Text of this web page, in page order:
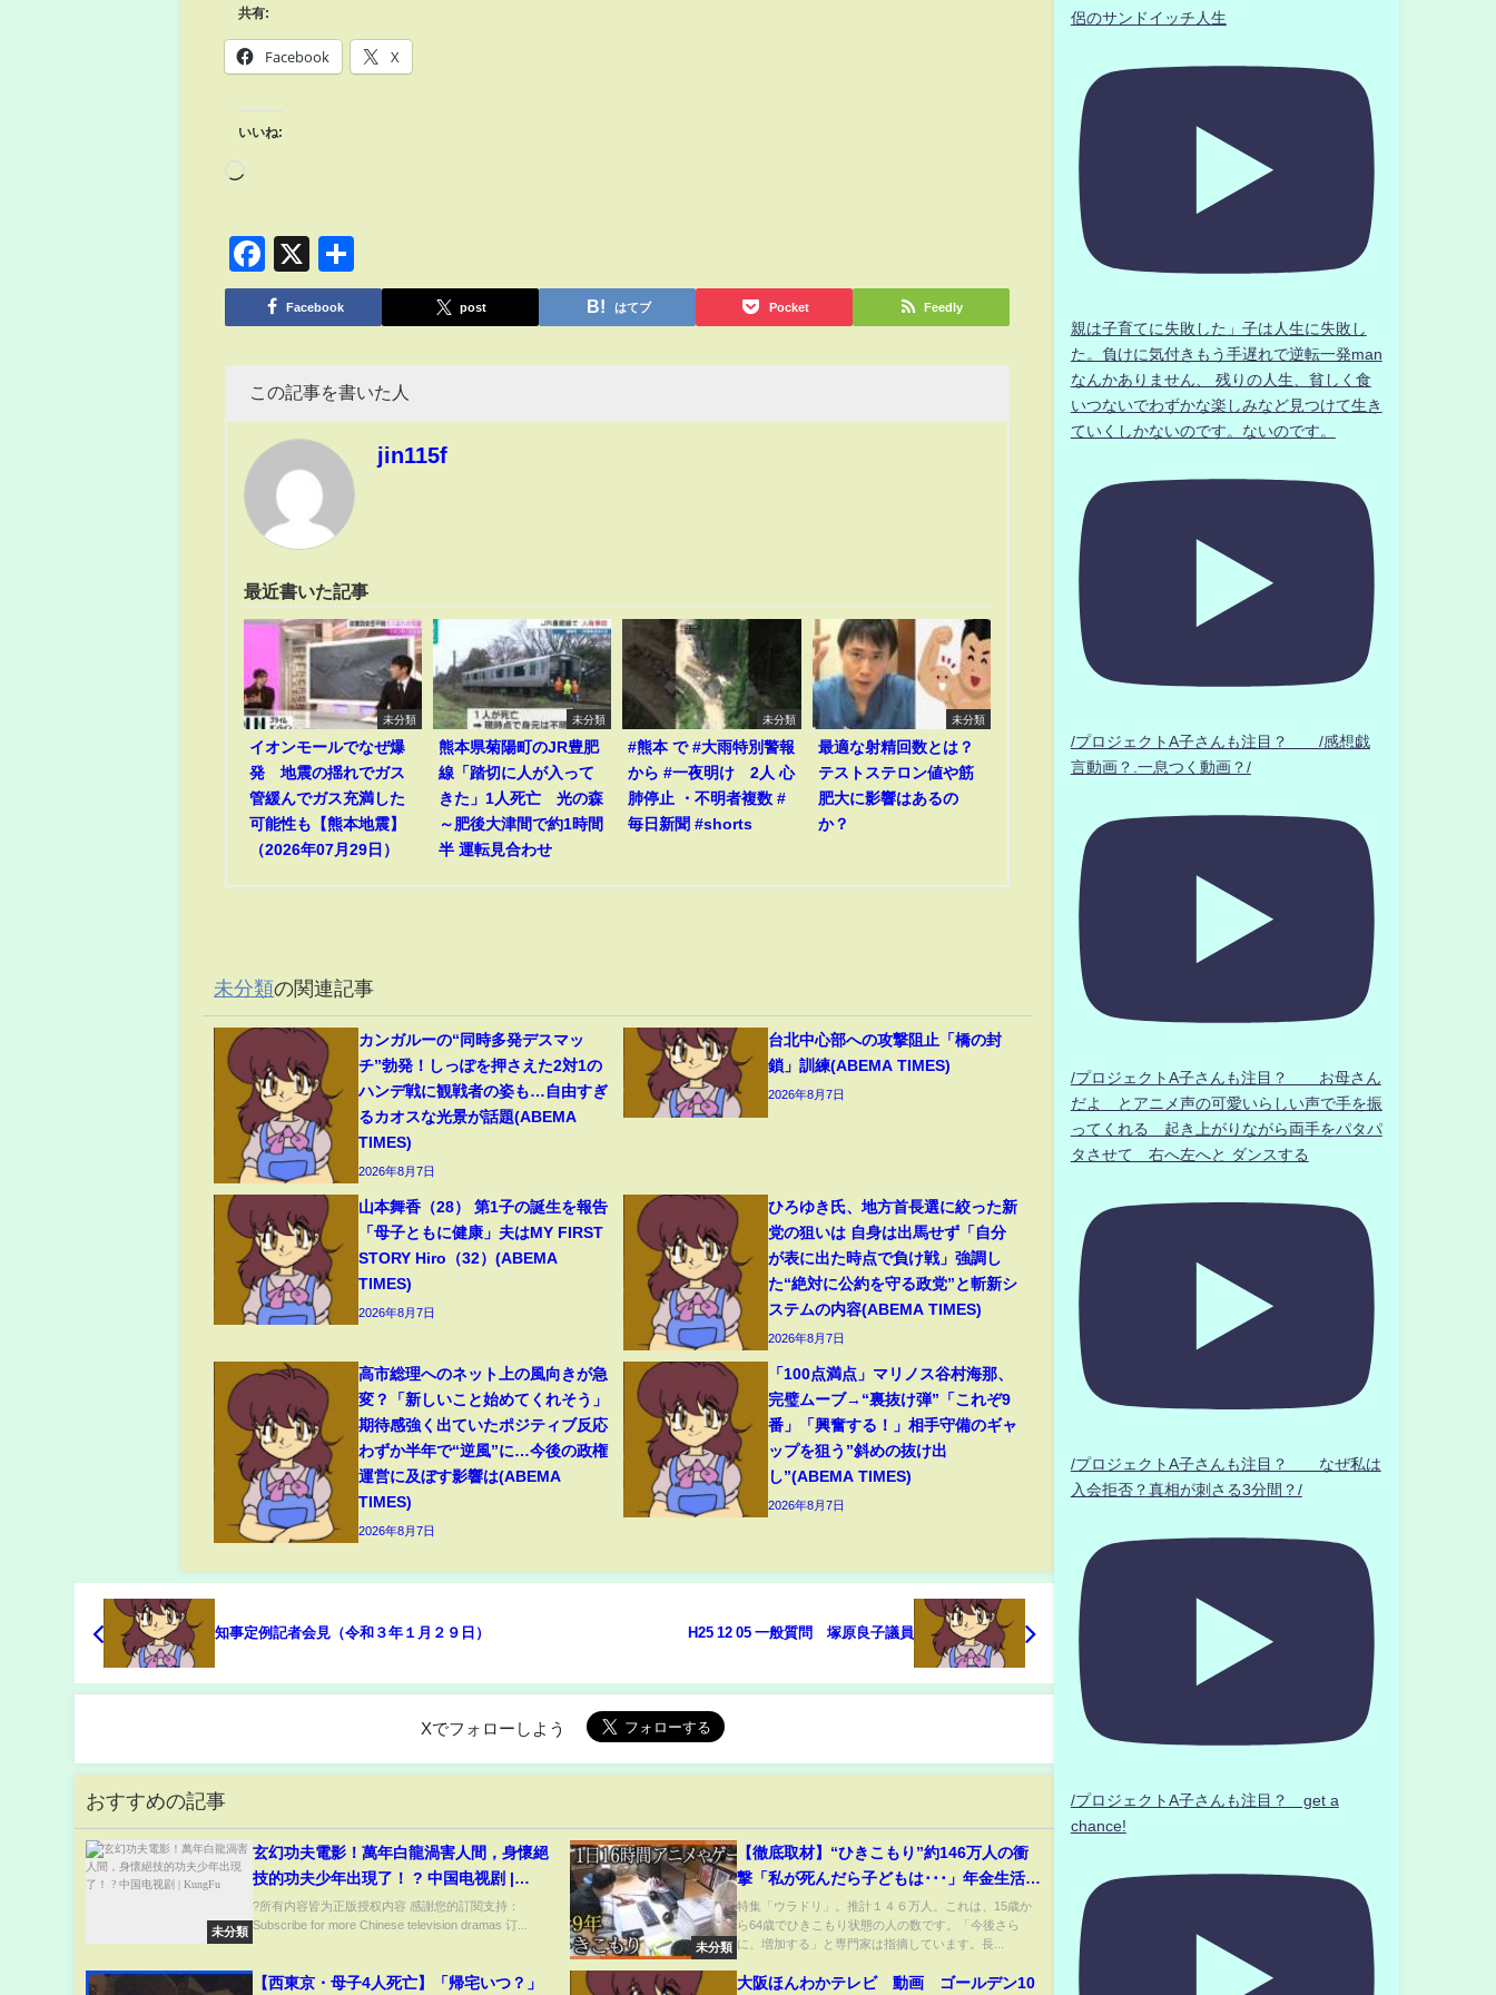
共有:
Facebook X
いいね:
Facebook
X
有
Facebook post はてブ Pocket Feedly
この記事を書いた人
jin115f
最近書いた記事
未分類
イオンモールでなぜ爆
発 地震の揺れでガス
管緩んでガス充満した
可能性も【熊本地震】
（2026年07月29日）
未分類
熊本県菊陽町のJR豊肥
線「踏切に人が入って
きた」1人死亡 光の森
～肥後大津間で約1時間
半 運転見合わせ
未分類
#熊本 で #大雨特別警報
から #一夜明け 2人 心
肺停止 ・不明者複数 #
毎日新聞 #shorts
未分類
最適な射精回数とは？
テストステロン値や筋
肥大に影響はあるの
か？
未分類の関連記事
カンガルーの“同時多発デスマッ
チ”勃発！しっぽを押さえた2対1の
ハンデ戦に観戦者の姿も…自由すぎ
るカオスな光景が話題(ABEMA
TIMES)
2026年8月7日
台北中心部への攻撃阻止「橋の封
鎖」訓練(ABEMA TIMES)
2026年8月7日
山本舞香（28） 第1子の誕生を報告
「母子ともに健康」夫はMY FIRST
STORY Hiro（32）(ABEMA
TIMES)
2026年8月7日
ひろゆき氏、地方首長選に絞った新
党の狙いは 自身は出馬せず「自分
が表に出た時点で負け戦」強調し
た“絶対に公約を守る政党”と斬新シ
ステムの内容(ABEMA TIMES)
2026年8月7日
高市総理へのネット上の風向きが急
変？「新しいこと始めてくれそう」
期待感強く出ていたポジティブ反応
わずか半年で“逆風”に…今後の政権
運営に及ぼす影響は(ABEMA
TIMES)
2026年8月7日
「100点満点」マリノス谷村海那、
完璧ムーブ→“裏抜け弾”「これぞ9
番」「興奮する！」相手守備のギャ
ップを狙う”斜めの抜け出
し”(ABEMA TIMES)
2026年8月7日
知事定例記者会見（令和３年１月２９日） H25 12 05 一般質問 塚原良子議員
Xでフォローしよう
おすすめの記事
未分類
玄幻功夫電影！萬年白龍渦害人間，身懷絕
技的功夫少年出現了！ ? 中国电视剧 |
KungFu
?所有内容皆为正版授权内容 感謝您的訂閱支持：
Subscribe for more Chinese television dramas 订...
未分類
【徹底取材】“ひきこもり”約146万人の衝
撃「私が死んだら子どもは･･･」年金生活で
26年ひきこもりの息子を支える母親 計９
年ひきこもりの男性が抜け出せたきっかけ
は･･･【#ウラドリ】
特集「ウラドリ」。推計１４６万人。これは、15歳か
ら64歳でひきこもり状態の人の数です。「今後さら
に、増加する」と専門家は指摘しています。長...
【西東京・母子4人死亡】「帰宅いつ？」 大阪ほんわかテレビ 動画 ゴールデン10
侶のサンドイッチ人生
親は子育てに失敗した」子は人生に失敗し
た。負けに気付きもう手遅れで逆転一発man
なんかありません、 残りの人生、貧しく食
いつないでわずかな楽しみなど見つけて生き
ていくしかないのです。ないのです。
/プロジェクトA子さんも注目？ /感想戯
言動画？.一息つく動画？/
/プロジェクトA子さんも注目？ お母さん
だよ とアニメ声の可愛いらしい声で手を振
ってくれる 起き上がりながら両手をパタパ
タさせて 右へ左へと ダンスする
/プロジェクトA子さんも注目？ なぜ私は
入会拒否？真相が刺さる3分間？/
/プロジェクトA子さんも注目？ get a
chance!